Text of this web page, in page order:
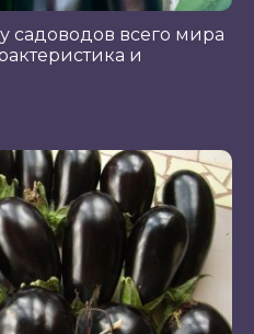
садоводов всего мира
и